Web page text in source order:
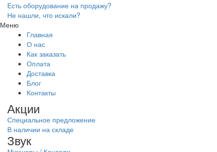
Есть оборудование на продажу?
Не нашли, что искали?
Меню
Главная
О нас
Как заказать
Оплата
Доставка
Блог
Контакты
Акции
Специальное предложение
В наличии на складе
Звук